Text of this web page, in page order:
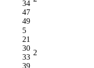
34
47
49
5
21
30
33
39
2